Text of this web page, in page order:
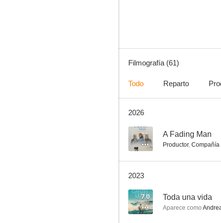
Requiem por un imperio
7.0
Filmografía (61)
Todo Reparto
2026
-- A Fading Man
Productor, Compañía
2023
7.0 Toda una vida
Aparece como